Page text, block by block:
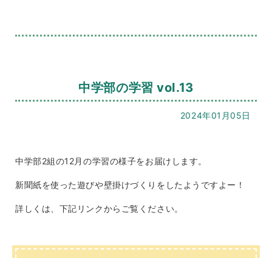
中学部の学習 vol.13
2024年01月05日
中学部2組の12月の学習の様子をお届けします。
新聞紙を使った遊びや壁掛けづくりをしたようですよー！
詳しくは、下記リンクからご覧ください。